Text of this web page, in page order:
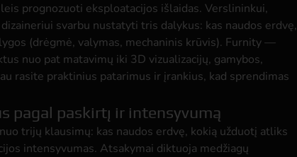
prognozuoti eksploatacijos išlaidas. Verslininkui,
svarbu nustatyti tris dalykus: kas naudos erdvę,
(drėgmė, valymas, mechaninis krūvis). Furnity —
nuo pat matavimų iki 3D vizualizacijų, gamybos,
rasite praktinius patarimus ir įrankius, kad sprendimas
pagal paskirtį ir intensyvumą
trijų klausimų: kas naudos erdvę, kokią užduotį atliks
intensyvumas. Atsakymai diktuoja medžiagų